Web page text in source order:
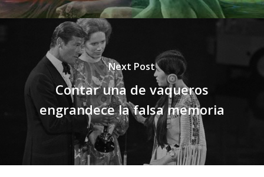
Next Post
Contar una de vaqueros
engrandece la falsa memoria